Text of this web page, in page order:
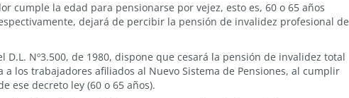
cumple la edad para pensionarse por vejez, esto es, 60 o 65 años
dejará de percibir la pensión de invalidez profesional de
Nº3.500, de 1980, dispone que cesará la pensión de invalidez total
a los trabajadores afiliados al Nuevo Sistema de Pensiones, al cumplir
ese decreto ley (60 o 65 años).